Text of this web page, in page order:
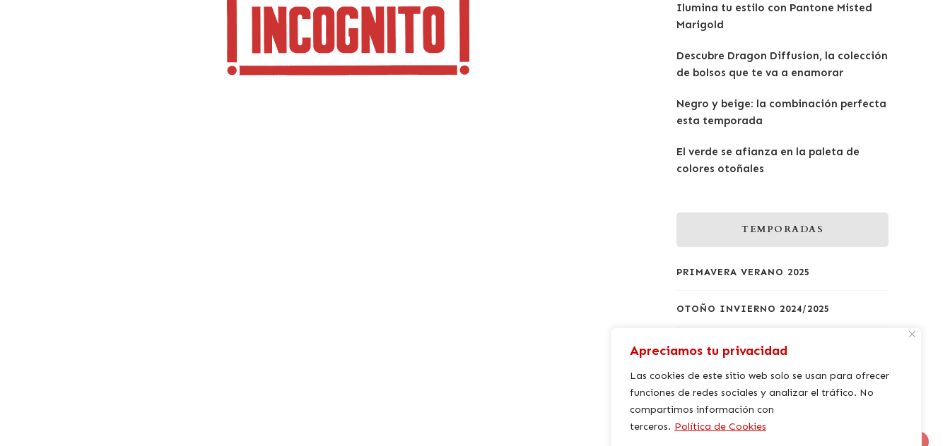
Apreciamos tu privacidad
Las cookies de este sitio web solo se usan para ofrecer
funciones de redes sociales y analizar el tráfico. No
compartimos información con
terceros. Política de Cookies
Ilumina tu estilo con Pantone Misted
Marigold
Descubre Dragon Diffusion, la colección
de bolsos que te va a enamorar
Negro y beige: la combinación perfecta
esta temporada
El verde se afianza en la paleta de
colores otoñales
TEMPORADAS
PRIMAVERA VERANO 2025
OTOÑO INVIERNO 2024/2025
PRIMAVERA VERANO 2024
OTOÑO INVIERNO 2023/2024